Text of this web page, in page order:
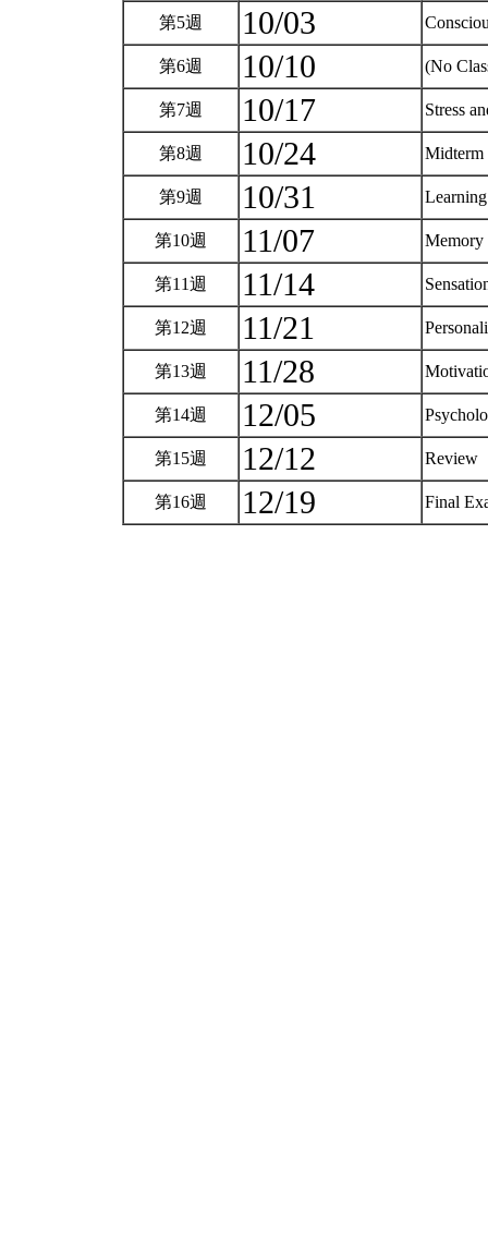
第5週 10/03
第6週 10/10 (No
第7週 10/17 Stress
第8週 10/24
第9週 10/31
第10週 11/07 Memory
第11週 11/14
第12週 11/21
第13週 11/28
第14週 12/05
第15週 12/12 Review
第16週 12/19 Final